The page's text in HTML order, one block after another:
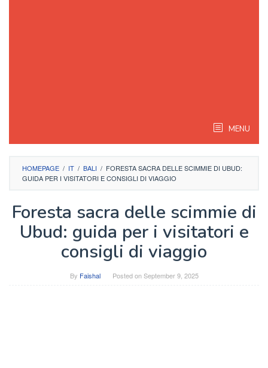
MENU
HOMEPAGE / IT / BALI / FORESTA SACRA DELLE SCIMMIE DI UBUD:
GUIDA PER I VISITATORI E CONSIGLI DI VIAGGIO
Foresta sacra delle scimmie di
Ubud: guida per i visitatori e
consigli di viaggio
By Faishal Posted onSeptember 9, 2025